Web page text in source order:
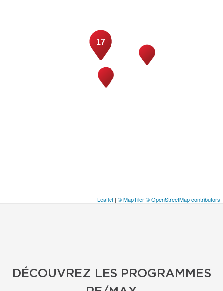
17
Leaflet | © MapTiler© OpenStreetMap contributors
DÉCOUVREZ LES PROGRAMMES